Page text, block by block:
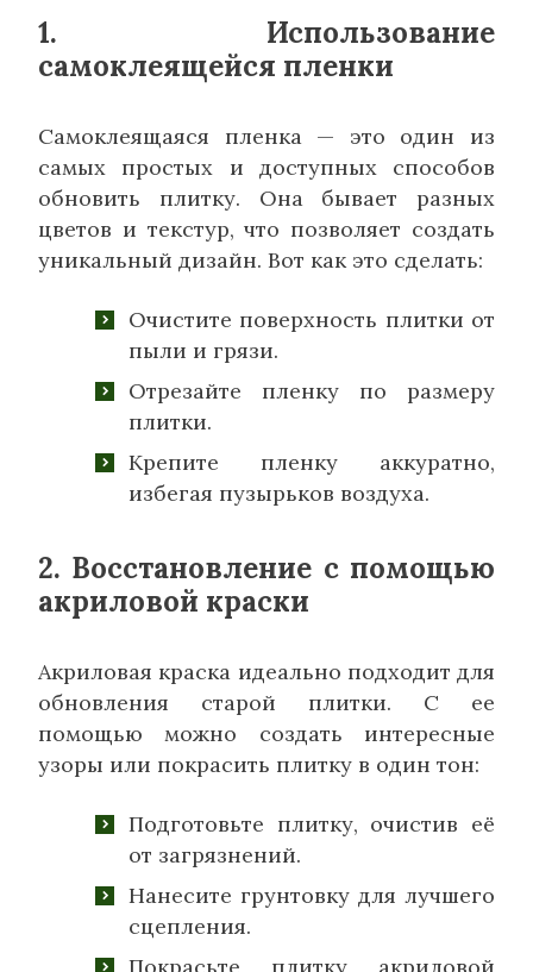
1. Использование
самоклеящейся пленки
Самоклеящаяся пленка — это один из
самых простых и доступных способов
обновить плитку. Она бывает разных
цветов и текстур, что позволяет создать
уникальный дизайн. Вот как это сделать:
Очистите поверхность плитки от
пыли и грязи.
Отрезайте пленку по размеру
плитки.
Крепите пленку аккуратно,
избегая пузырьков воздуха.
2. Восстановление с помощью
акриловой краски
Акриловая краска идеально подходит для
обновления старой плитки. С ее
помощью можно создать интересные
узоры или покрасить плитку в один тон:
Подготовьте плитку, очистив её
от загрязнений.
Нанесите грунтовку для лучшего
сцепления.